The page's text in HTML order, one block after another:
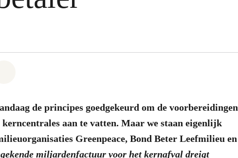
de principes goedgekeurd om de voorbereidingen
aan te vatten. Maar we staan eigenlijk
Greenpeace, Bond Beter Leefmilieu en
miljardenfactuur voor het kernafval dreigt